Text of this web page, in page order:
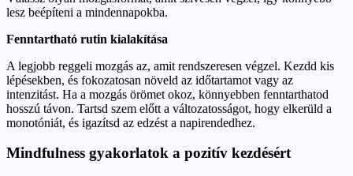
lesz beépíteni a mindennapokba.
Fenntartható rutin kialakítása
A legjobb reggeli mozgás az, amit rendszeresen végzel. Kezdd kis
lépésekben, és fokozatosan növeld az időtartamot vagy az
intenzitást. Ha a mozgás örömet okoz, könnyebben fenntarthatod
hosszú távon. Tartsd szem előtt a változatosságot, hogy elkerüld a
monotóniát, és igazítsd az edzést a napirendedhez.
Mindfulness gyakorlatok a pozitív kezdésért